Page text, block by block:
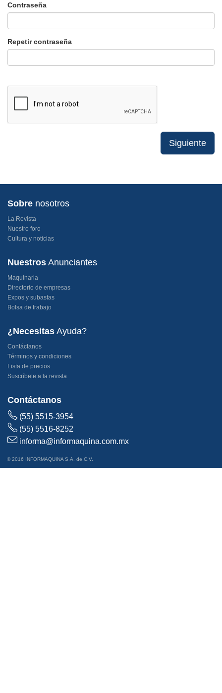
Contraseña
Repetir contraseña
Siguiente
Sobre nosotros
La Revista
Nuestro foro
Cultura y noticias
Nuestros Anunciantes
Maquinaria
Directorio de empresas
Expos y subastas
Bolsa de trabajo
¿Necesitas Ayuda?
Contáctanos
Términos y condiciones
Lista de precios
Suscríbete a la revista
Contáctanos
(55) 5515-3954
(55) 5516-8252
informa@informaquina.com.mx
© 2016 INFORMAQUINA S.A. de C.V.